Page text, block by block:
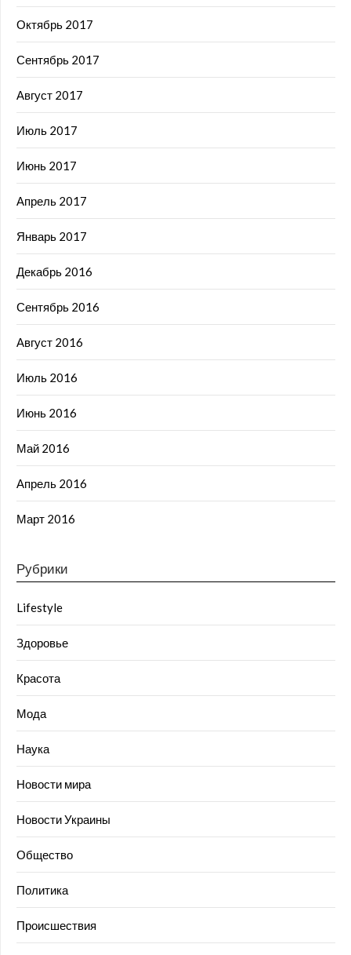
Октябрь 2017
Сентябрь 2017
Август 2017
Июль 2017
Июнь 2017
Апрель 2017
Январь 2017
Декабрь 2016
Сентябрь 2016
Август 2016
Июль 2016
Июнь 2016
Май 2016
Апрель 2016
Март 2016
Рубрики
Lifestyle
Здоровье
Красота
Мода
Наука
Новости мира
Новости Украины
Общество
Политика
Происшествия